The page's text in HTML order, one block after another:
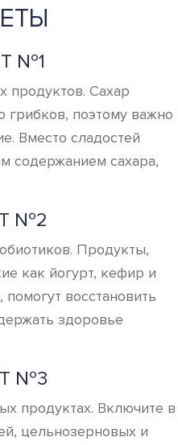
№1
продуктов. Сахар
грибков, поэтому важно
Вместо сладостей
содержанием сахара,
№2
Продукты,
как йогурт, кефир и
восстановить
здоровье
№3
продуктах. Включите в
цельнозерновых и